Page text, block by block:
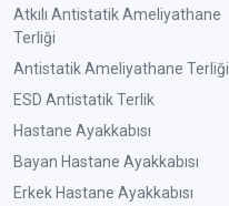
Atkılı Antistatik Ameliyathane
Terliği
Antistatik Ameliyathane Terliği
ESD Antistatik Terlik
Hastane Ayakkabısı
Bayan Hastane Ayakkabısı
Erkek Hastane Ayakkabısı